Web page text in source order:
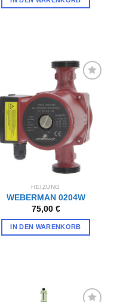
Zur
Wunschliste
hinzufügen
HEIZUNG
WEBERMAN 0204W
75,00 €
IN DEN WARENKORB